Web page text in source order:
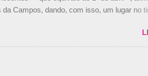
Campos, dando, com isso, um lugar no
será o companheiro de Bruno Senna em
Audetto. “Mas depois de ter assinado
ainda que não tem nada contra o